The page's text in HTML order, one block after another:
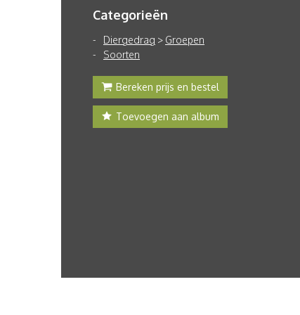
Categorieën
Diergedrag > Groepen
Soorten
Bereken prijs en bestel
Toevoegen aan album